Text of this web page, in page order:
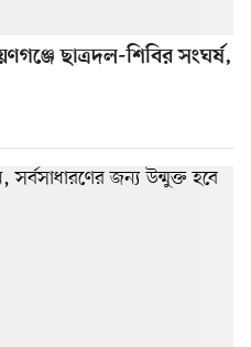
ছাত্রদল-শিবির সংঘর্ষ,